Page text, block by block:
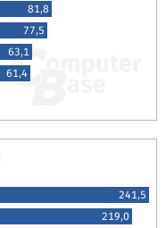
81,8
77,5
63,1
61,4
241,5
219,0